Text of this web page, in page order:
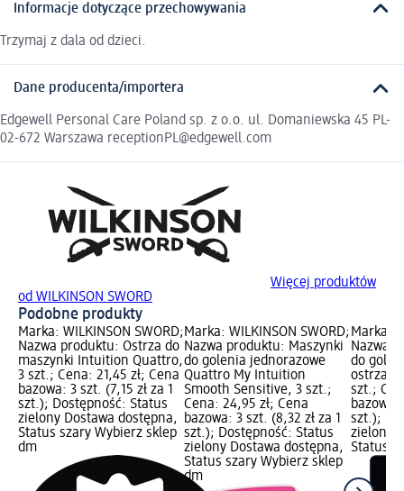
Informacje dotyczące przechowywania
Trzymaj z dala od dzieci.
Dane producenta/importera
Edgewell Personal Care Poland sp. z o.o. ul. Domaniewska 45 PL-
02-672 Warszawa receptionPL@edgewell.com
Więcej produktów
od WILKINSON SWORD
Podobne produkty
Marka: WILKINSON SWORD;
Nazwa produktu: Ostrza do
maszynki Intuition Quattro,
3 szt.; Cena: 21,45 zł; Cena
bazowa: 3 szt. (7,15 zł za 1
szt.); Dostępność: Status
zielony Dostawa dostępna,
Status szary Wybierz sklep
dm
Marka: WILKINSON SWORD;
Nazwa produktu: Maszynki
do golenia jednorazowe
Quattro My Intuition
Smooth Sensitive, 3 szt.;
Cena: 24,95 zł; Cena
bazowa: 3 szt. (8,32 zł za 1
szt.); Dostępność: Status
zielony Dostawa dostępna,
Status szary Wybierz sklep
dm
Marka:
Nazwa
do
szt.;
bazowa:
szt.);
zielony
Status